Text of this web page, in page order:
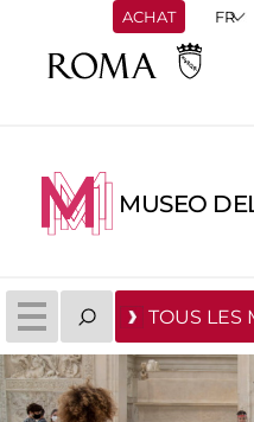
ACHAT
MUSEO
TOUS LES